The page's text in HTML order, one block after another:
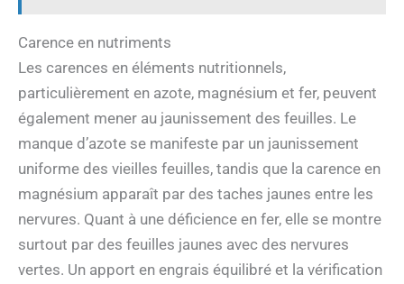
Carence en nutriments
Les carences en éléments nutritionnels,
particulièrement en azote, magnésium et fer, peuvent
également mener au jaunissement des feuilles. Le
manque d’azote se manifeste par un jaunissement
uniforme des vieilles feuilles, tandis que la carence en
magnésium apparaît par des taches jaunes entre les
nervures. Quant à une déficience en fer, elle se montre
surtout par des feuilles jaunes avec des nervures
vertes. Un apport en engrais équilibré et la vérification